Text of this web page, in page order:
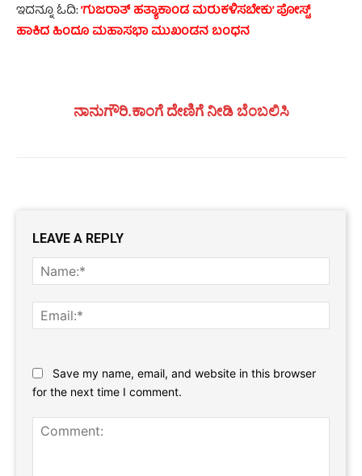
ಇದನ್ನೂ ಓದಿ:’ಗುಜರಾತ್‌ ಹತ್ಯಾಕಾಂಡ ಮರುಕಳಿಸಬೇಕು’ ಪೋಸ್ಟ್‌
ಹಾಕಿದ ಹಿಂದೂ ಮಹಾಸಭಾ ಮುಖಂಡನ ಬಂಧನ
ನಾನುಗೌರಿ.ಕಾಂಗೆ ದೇಣಿಗೆ ನೀಡಿ ಬೆಂಬಲಿಸಿ
LEAVE A REPLY
Save my name, email, and website in this browser
for the next time I comment.